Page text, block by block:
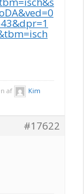
af
Kim
#17622